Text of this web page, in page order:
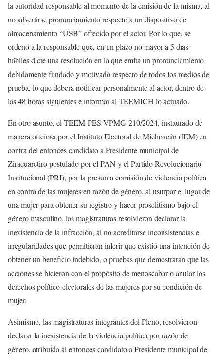
la autoridad responsable al momento de la emisión de la misma, al
no advertirse pronunciamiento respecto a un dispositivo de
almacenamiento “USB” ofrecido por el actor. Por lo que, se
ordenó a la responsable que, en un plazo no mayor a 5 días
hábiles dicte una resolución en la que emita un pronunciamiento
debidamente fundado y motivado respecto de todos los medios de
prueba, lo que deberá notificar personalmente al actor, dentro de
las 48 horas siguientes e informar al TEEMICH lo actuado.
En otro asunto, el TEEM-PES-VPMG-210/2024, instaurado de
manera oficiosa por el Instituto Electoral de Michoacán (IEM) en
contra del entonces candidato a Presidente municipal de
Ziracuaretiro postulado por el PAN y el Partido Revolucionario
Institucional (PRI), por la presunta comisión de violencia política
en contra de las mujeres en razón de género, al usurpar el lugar de
una mujer para obtener su registro y hacer proselitismo bajo el
género masculino, las magistraturas resolvieron declarar la
inexistencia de la infracción, al no acreditarse inconsistencias e
irregularidades que permitieran inferir que existió una intención de
obtener un beneficio indebido, o pruebas que demostraran que las
acciones se hicieron con el propósito de menoscabar o anular los
derechos político-electorales de las mujeres por su condición de
mujer.
Asimismo, las magistraturas integrantes del Pleno, resolvieron
declarar la inexistencia de la violencia política por razón de
género, atribuida al entonces candidato a Presidente municipal de